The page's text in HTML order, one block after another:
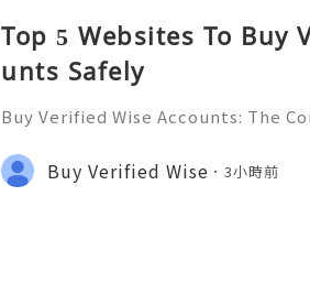
Top 5 Websites To Buy
unts Safely
Buy Verified Wise Accounts: The
orms for international money
e it offers low fees, t
Buy Verified Wise 3小時前